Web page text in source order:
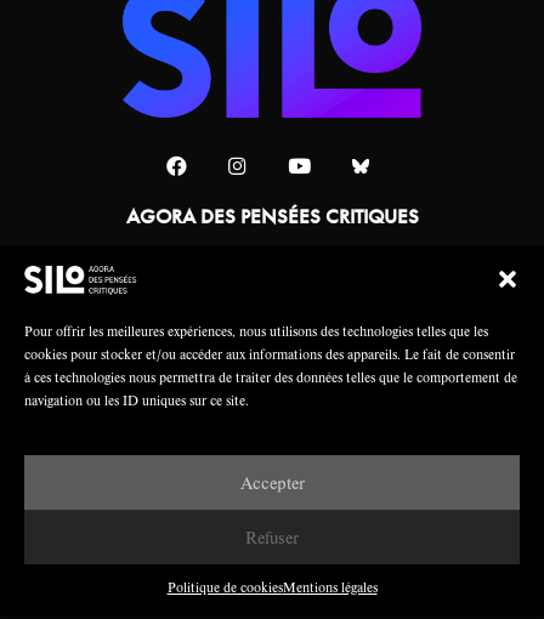
Pour offrir les meilleures expériences, nous utilisons des technologies telles que les
cookies pour stocker et/ou accéder aux informations des appareils. Le fait de consentir
à ces technologies nous permettra de traiter des données telles que le comportement de
navigation ou les ID uniques sur ce site.
Accepter
Refuser
Politique de cookiesMentions légales
AGORA DES PENSÉES CRITIQUES